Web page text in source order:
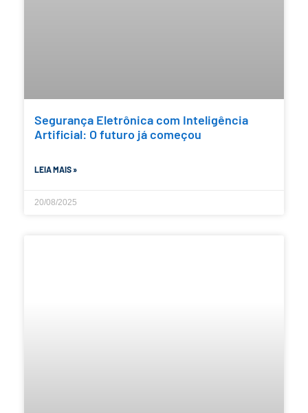
Segurança Eletrônica com Inteligência
Artificial: O futuro já começou
LEIA MAIS »
20/08/2025